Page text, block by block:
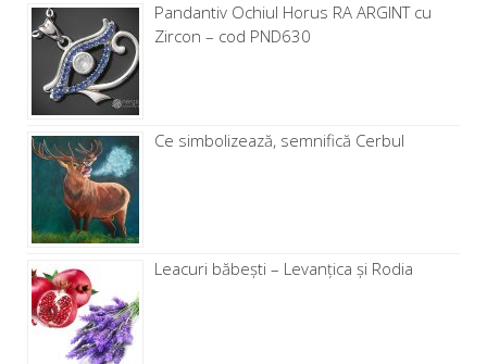
Pandantiv Ochiul Horus RA ARGINT cu
Zircon – cod PND630
Ce simbolizează, semnifică Cerbul
Leacuri băbești – Levanţica și Rodia